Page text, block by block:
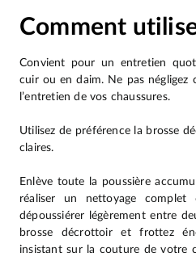
Comment
Convient pour un entretien
cuir ou en daim. Ne pas négligez
l’entretien de vos chaussures.
Utilisez de préférence la brosse
claires.
Enlève toute la poussière
réaliser un nettoyage
dépoussiérer légèrement entre
brosse décrottoir et frottez
insistant sur la couture de votre